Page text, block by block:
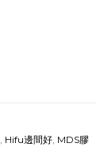
, Hifu邊間好, MDS膠